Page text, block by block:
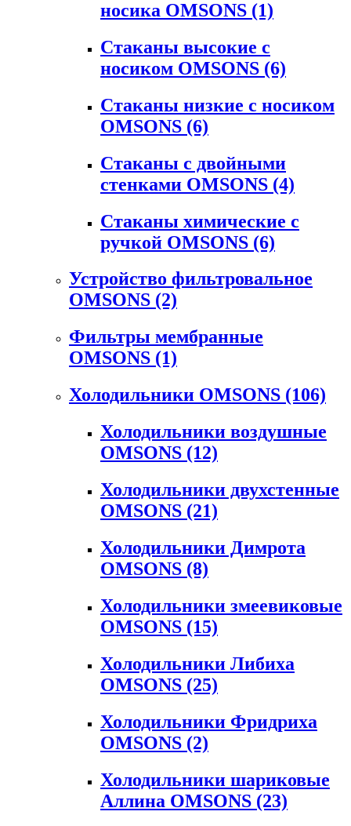
носика OMSONS (1)
Стаканы высокие с
носиком OMSONS (6)
Стаканы низкие с носиком
OMSONS (6)
Стаканы с двойными
стенками OMSONS (4)
Стаканы химические с
ручкой OMSONS (6)
Устройство фильтровальное
OMSONS (2)
Фильтры мембранные
OMSONS (1)
Холодильники OMSONS (106)
Холодильники воздушные
OMSONS (12)
Холодильники двухстенные
OMSONS (21)
Холодильники Димрота
OMSONS (8)
Холодильники змеевиковые
OMSONS (15)
Холодильники Либиха
OMSONS (25)
Холодильники Фридриха
OMSONS (2)
Холодильники шариковые
Аллина OMSONS (23)